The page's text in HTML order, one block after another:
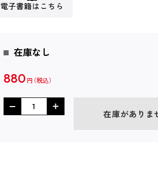
電子書籍はこちら
在庫なし
880 円
在庫がありま